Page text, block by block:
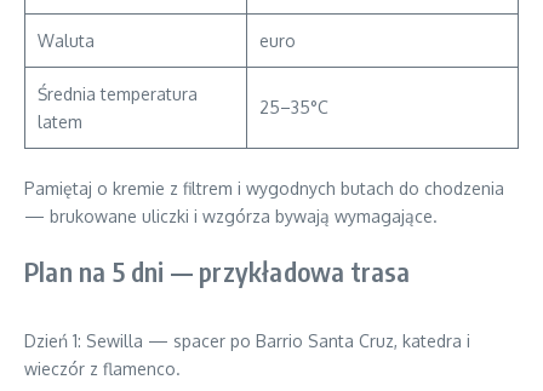
Waluta euro
Średnia temperatura
latem
25–35°C
Pamiętaj o kremie z filtrem i wygodnych butach do chodzenia
— brukowane uliczki i wzgórza bywają wymagające.
Plan na 5 dni — przykładowa trasa
Dzień 1: Sewilla — spacer po Barrio Santa Cruz, katedra i
wieczór z flamenco.